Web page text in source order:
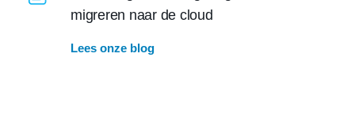
migreren naar de cloud
Lees onze blog